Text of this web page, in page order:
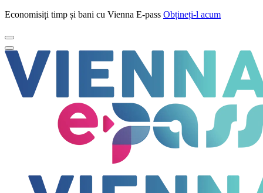
Economisiți timp și bani cu Vienna E-pass Obțineți-l acum